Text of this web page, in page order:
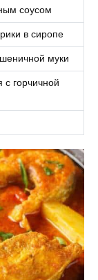
соусом
в сиропе
муки
горчичной